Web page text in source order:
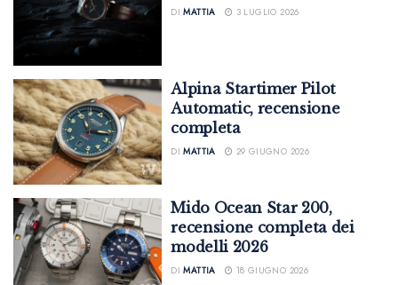
DI MATTIA 3 LUGLIO 2026
Alpina Startimer Pilot
Automatic, recensione
completa
DI MATTIA 29 GIUGNO 2026
Mido Ocean Star 200,
recensione completa dei
modelli 2026
DI MATTIA 18 GIUGNO 2026